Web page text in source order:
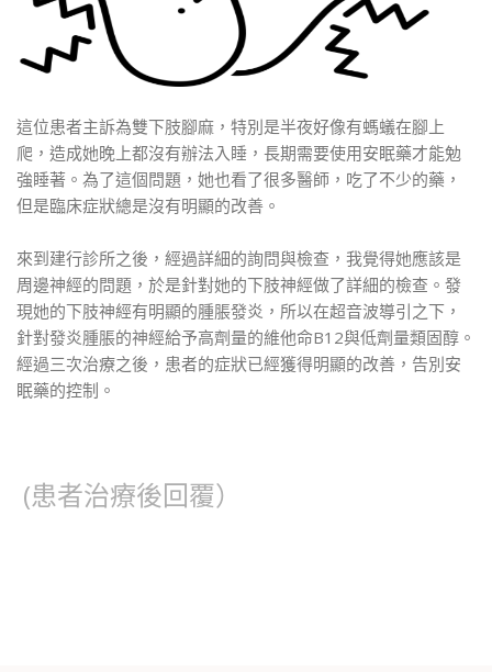
這位患者主訴為雙下肢腳麻，特別是半夜好像有螞蟻在腳上
爬，造成她晚上都沒有辦法入睡，長期需要使用安眠藥才能勉
強睡著。為了這個問題，她也看了很多醫師，吃了不少的藥，
但是臨床症狀總是沒有明顯的改善。
來到建行診所之後，經過詳細的詢問與檢查，我覺得她應該是
周邊神經的問題，於是針對她的下肢神經做了詳細的檢查。發
現她的下肢神經有明顯的腫脹發炎，所以在超音波導引之下，
針對發炎腫脹的神經給予高劑量的維他命B12與低劑量類固醇。
經過三次治療之後，患者的症狀已經獲得明顯的改善，告別安
眠藥的控制。
(患者治療後回覆）
忘
密
碼？
Login
with
Facebook
Login
+